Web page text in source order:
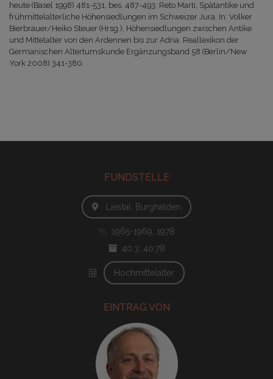
heute (Basel 1998) 481-531, bes. 487-493; Reto Marti, Spätantike und
frühmittelalterliche Höhensiedlungen im Schweizer Jura. In: Volker
Bierbrauer/Heiko Steuer (Hrsg.), Höhensiedlungen zwischen Antike
und Mittelalter von den Ardennen bis zur Adria. Reallexikon der
Germanischen Altertumskunde Ergänzungsband 58 (Berlin/New
York 2008) 341-380.
FUNDSTELLE
Liestal, Burghalden
1965-1969, 1978
40.3; 40.78
Hochmittelalter
EINTRAG VON